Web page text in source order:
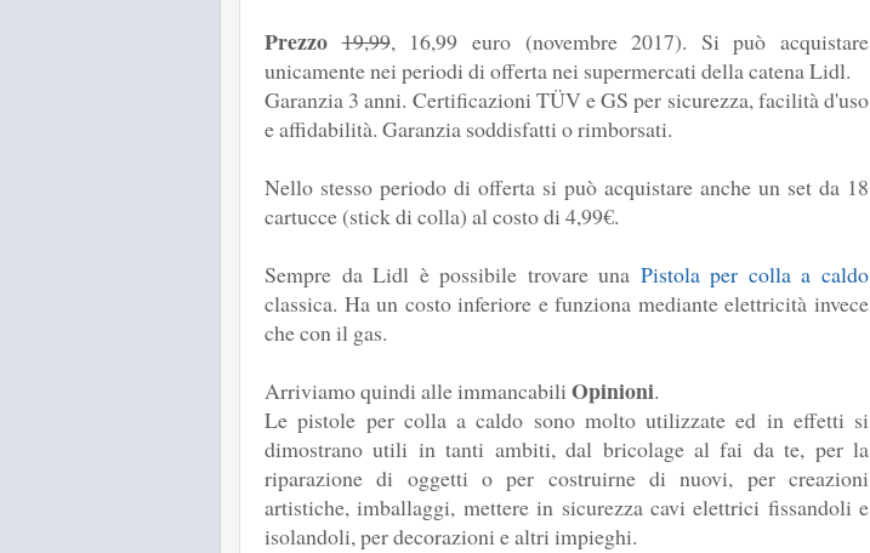
Prezzo 19,99, 16,99 euro (novembre 2017). Si può acquistare
unicamente nei periodi di offerta nei supermercati della catena Lidl.
Garanzia 3 anni. Certificazioni TÜV e GS per sicurezza, facilità d'uso
e affidabilità. Garanzia soddisfatti o rimborsati.
Nello stesso periodo di offerta si può acquistare anche un set da 18
cartucce (stick di colla) al costo di 4,99€.
Sempre da Lidl è possibile trovare una Pistola per colla a caldo
classica. Ha un costo inferiore e funziona mediante elettricità invece
che con il gas.
Arriviamo quindi alle immancabiliOpinioni.
Le pistole per colla a caldo sono molto utilizzate ed in effetti si
dimostrano utili in tanti ambiti, dal bricolage al fai da te, per la
riparazione di oggetti o per costruirne di nuovi, per creazioni
artistiche, imballaggi, mettere in sicurezza cavi elettrici fissandoli e
isolandoli, per decorazioni e altri impieghi.